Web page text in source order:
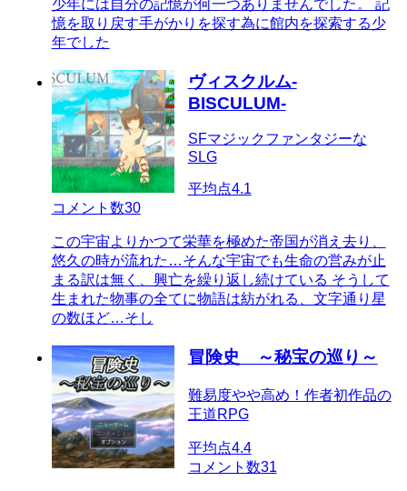
少年には自分の記憶が何一つありませんでした。 記
憶を取り戻す手がかりを探す為に館内を探索する少
年でした
ヴィスクルム-
BISCULUM-
SFマジックファンタジーな
SLG
平均点4.1
コメント数30
この宇宙よりかつて栄華を極めた帝国が消え去り、
悠久の時が流れた…そんな宇宙でも生命の営みが止
まる訳は無く、興亡を繰り返し続けている そうして
生まれた物事の全てに物語は紡がれる、文字通り星
の数ほど…そし
冒険史 ～秘宝の巡り～
難易度やや高め！作者初作品の
王道RPG
平均点4.4
コメント数31